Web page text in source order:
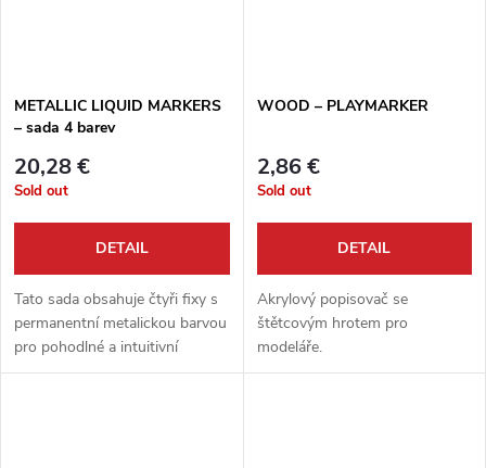
METALLIC LIQUID MARKERS
– sada 4 barev
20,28 €
Sold out
DETAIL
Tato sada obsahuje čtyři fixy s
permanentní metalickou barvou
pro pohodlné a intuitivní
malování detailů na vašich
WOOD – PLAYMARKER
2,86 €
Sold out
DETAIL
Akrylový popisovač se
štětcovým hrotem pro
modeláře.